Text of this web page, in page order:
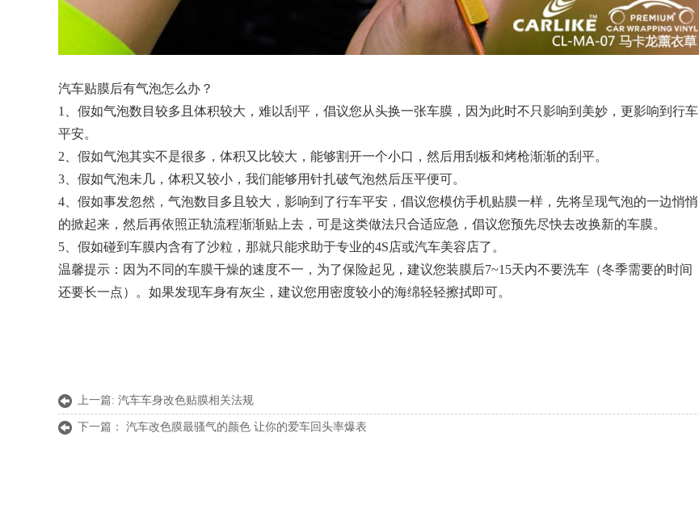
汽车贴膜后有气泡怎么办？
1、假如气泡数目较多且体积较大，难以刮平，倡议您从头换一张车膜，因为此时不只影响到美妙，更影响到行车
平安。
2、假如气泡其实不是很多，体积又比较大，能够割开一个小口，然后用刮板和烤枪渐渐的刮平。
3、假如气泡未几，体积又较小，我们能够用针扎破气泡然后压平便可。
4、假如事发忽然，气泡数目多且较大，影响到了行车平安，倡议您模仿手机贴膜一样，先将呈现气泡的一边悄悄
的掀起来，然后再依照正轨流程渐渐贴上去，可是这类做法只合适应急，倡议您预先尽快去改换新的车膜。
5、假如碰到车膜内含有了沙粒，那就只能求助于专业的4S店或汽车美容店了。
温馨提示：因为不同的车膜干燥的速度不一，为了保险起见，建议您装膜后7~15天内不要洗车（冬季需要的时间
还要长一点）。如果发现车身有灰尘，建议您用密度较小的海绵轻轻擦拭即可。
上一篇: 汽车车身改色贴膜相关法规
下一篇： 汽车改色膜最骚气的颜色 让你的爱车回头率爆表